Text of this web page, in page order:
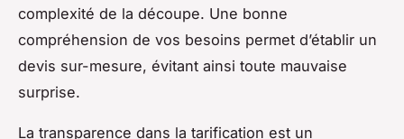
complexité de la découpe. Une bonne
compréhension de vos besoins permet d’établir un
devis sur-mesure, évitant ainsi toute mauvaise
surprise.
La transparence dans la tarification est un